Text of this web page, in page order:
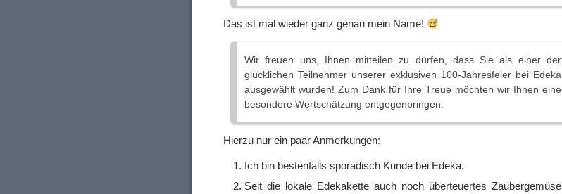
Das ist mal wieder ganz genau mein Name!
Wir freuen uns, Ihnen mitteilen zu dürfen, dass Sie als einer der
glücklichen Teilnehmer unserer exklusiven 100-Jahresfeier bei Edeka
ausgewählt wurden! Zum Dank für Ihre Treue möchten wir Ihnen eine
besondere Wertschätzung entgegenbringen.
Hierzu nur ein paar Anmerkungen:
Ich bin bestenfalls sporadisch Kunde bei Edeka.
Seit die lokale Edekakette auch noch überteuertes Zaubergemüse